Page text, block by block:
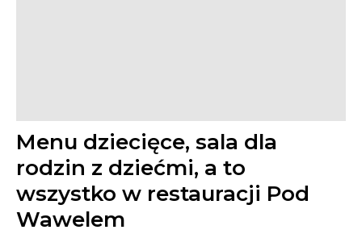
Menu dziecięce, sala dla
rodzin z dziećmi, a to
wszystko w restauracji Pod
Wawelem